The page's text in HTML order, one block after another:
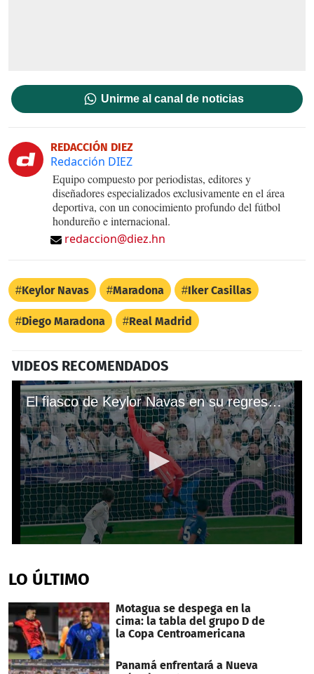
Unirme al canal de noticias
REDACCIÓN DIEZ
Redacción DIEZ
Equipo compuesto por periodistas, editores y
diseñadores especializados exclusivamente en el área
deportiva, con un conocimiento profundo del fútbol
hondureño e internacional.
redaccion@diez.hn
Keylor Navas Maradona Iker Casillas
Diego Maradona Real Madrid
VIDEOS RECOMENDADOS
El fiasco de Keylor Navas en su regreso con el Real Madrid
of
36
LO ÚLTIMO
Motagua se despega en la
cima: la tabla del grupo D de
la Copa Centroamericana
Panamá enfrentará a Nueva